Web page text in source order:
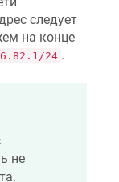
следует
на конце
24 .
не